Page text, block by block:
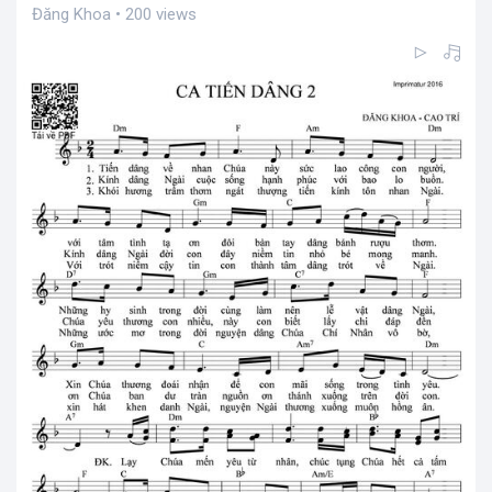
Đăng Khoa • 200 views